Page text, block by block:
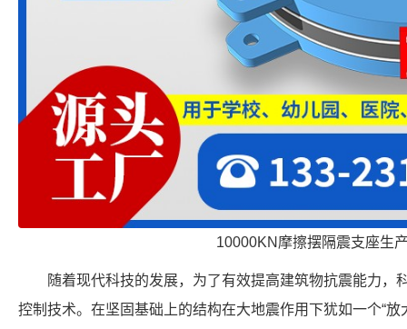
10000KN摩擦摆隔震支座生
随着现代科技的发展，为了有效提高建筑物抗震能力，
控制技术。在坚固基础上的结构在大地震作用下犹如一个“